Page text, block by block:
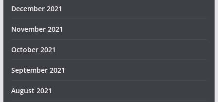
December 2021
November 2021
October 2021
September 2021
August 2021